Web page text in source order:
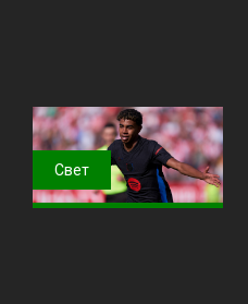
Свет